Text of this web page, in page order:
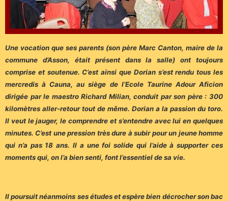
Une vocation que ses parents (son père Marc Canton, maire de la
commune d’Asson, était présent dans la salle) ont toujours
comprise et soutenue. C’est ainsi que Dorian s’est rendu tous les
mercredis à Cauna, au siège de l’Ecole Taurine Adour Aficion
dirigée par le maestro Richard Milian, conduit par son père : 300
kilomètres aller-retour tout de même. Dorian a la passion du toro.
Il veut le jauger, le comprendre et s’entendre avec lui en quelques
minutes. C’est une pression très dure à subir pour un jeune homme
qui n’a pas 18 ans. Il a une foi solide qui l’aide à supporter ces
moments qui, on l’a bien senti, font l’essentiel de sa vie.
Il poursuit néanmoins ses études et espère bien décrocher son bac